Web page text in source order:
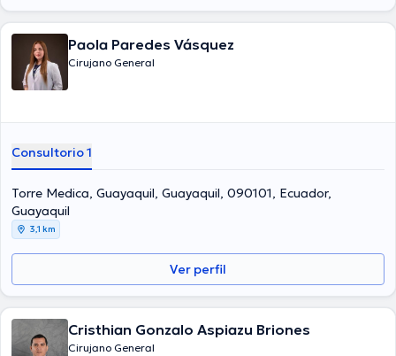
Paola Paredes Vásquez
Cirujano General
Consultorio 1
Torre Medica, Guayaquil, Guayaquil, 090101, Ecuador,
Guayaquil
3,1 km
Ver perfil
Cristhian Gonzalo Aspiazu Briones
Cirujano General